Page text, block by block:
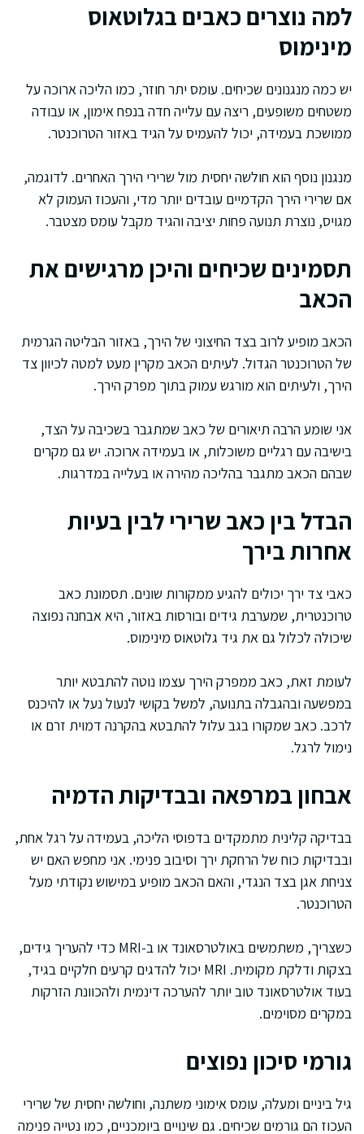
למה נוצרים כאבים בגלוטאוס
מינימוס
יש כמה מנגנונים שכיחים. עומס יתר חוזר, כמו הליכה ארוכה על
משטחים משופעים, ריצה עם עלייה חדה בנפח אימון, או עבודה
ממושכת בעמידה, יכול להעמיס על הגיד באזור הטרוכנטר.
מנגנון נוסף הוא חולשה יחסית מול שרירי הירך האחרים. לדוגמה,
אם שרירי הירך הקדמיים עובדים יותר מדי, והעכוז העמוק לא
מגויס, נוצרת תנועה פחות יציבה והגיד מקבל עומס מצטבר.
תסמינים שכיחים והיכן מרגישים את
הכאב
הכאב מופיע לרוב בצד החיצוני של הירך, באזור הבליטה הגרמית
של הטרוכנטר הגדול. לעיתים הכאב מקרין מעט למטה לכיוון צד
הירך, ולעיתים הוא מורגש עמוק בתוך מפרק הירך.
אני שומע הרבה תיאורים של כאב שמתגבר בשכיבה על הצד,
בישיבה עם רגליים משוכלות, או בעמידה ארוכה. יש גם מקרים
שבהם הכאב מתגבר בהליכה מהירה או בעלייה במדרגות.
הבדל בין כאב שרירי לבין בעיות
אחרות בירך
כאבי צד ירך יכולים להגיע ממקורות שונים. תסמונת כאב
טרוכנטרית, שמערבת גידים ובורסות באזור, היא אבחנה נפוצה
שיכולה לכלול גם את גיד גלוטאוס מינימוס.
לעומת זאת, כאב ממפרק הירך עצמו נוטה להתבטא יותר
במפשעה ובהגבלה בתנועה, למשל בקושי לנעול נעל או להיכנס
לרכב. כאב שמקורו בגב עלול להתבטא בהקרנה דמוית זרם או
נימול לרגל.
אבחון במרפאה ובבדיקות הדמיה
בבדיקה קלינית מתמקדים בדפוסי הליכה, בעמידה על רגל אחת,
ובבדיקות כוח של הרחקת ירך וסיבוב פנימי. אני מחפש האם יש
צניחת אגן בצד הנגדי, והאם הכאב מופיע במישוש נקודתי מעל
הטרוכנטר.
כשצריך, משתמשים באולטרסאונד או ב-MRI כדי להעריך גידים,
בצקות ודלקת מקומית. MRI יכול להדגים קרעים חלקיים בגיד,
בעוד אולטרסאונד טוב יותר להערכה דינמית ולהכוונת הזרקות
במקרים מסוימים.
גורמי סיכון נפוצים
גיל ביניים ומעלה, עומס אימוני משתנה, וחולשה יחסית של שרירי
העכוז הם גורמים שכיחים. גם שינויים ביומכניים, כמו נטייה פנימה